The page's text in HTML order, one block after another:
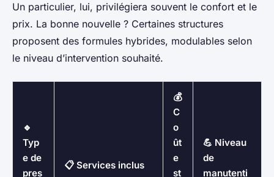
Un particulier, lui, privilégiera souvent le confort et le
prix. La bonne nouvelle ? Certaines structures
proposent des formules hybrides, modulables selon
le niveau d’intervention souhaité.
🔹
Typ
e de
pres
📋 Services inclus
💰
C
o
ût
e
st
💪 Niveau
de
manutenti